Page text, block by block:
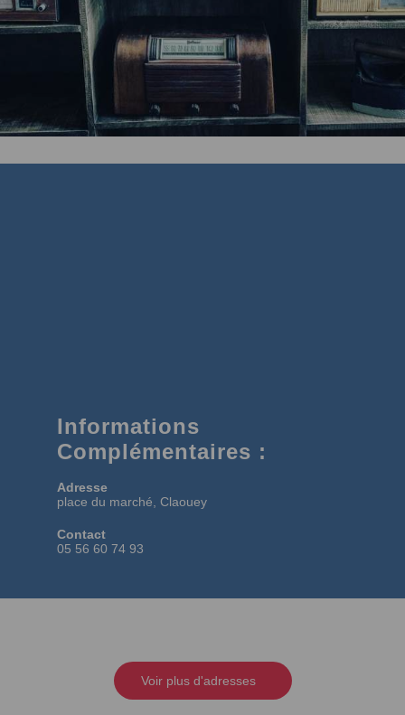
Informations
Complémentaires :
Adresse
place du marché, Claouey
Contact
05 56 60 74 93
Voir plus d'adresses